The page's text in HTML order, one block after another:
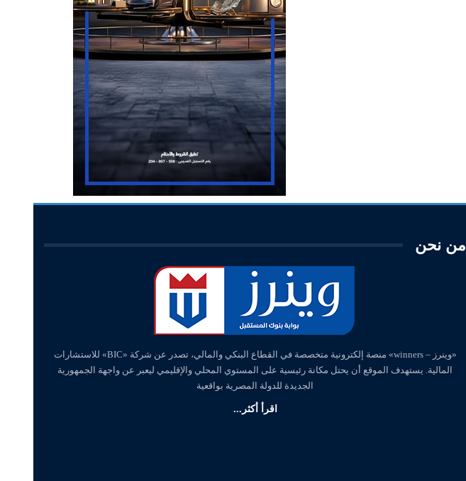
من نحن
«وينرز – winners» منصة إلكترونية متخصصة في القطاع البنكي والمالي، تصدر عن شركة «BIC» للاستشارات
المالية. يستهدف الموقع أن يحتل مكانة رئيسية على المستوي المحلي والإقليمي ليعبر عن واجهة الجمهورية
الجديدة للدولة المصرية بواقعية
اقرأ أكثر...